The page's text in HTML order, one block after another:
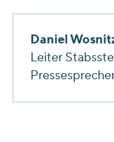
Daniel
Leiter